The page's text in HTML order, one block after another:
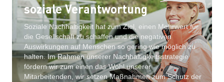
soziale Verantwortung
Soziale Nachhaltigkeit hat zum Ziel, einen Mehrwert für
die Gesellschaft zu schaffen und die negativen
Auswirkungen auf Menschen so gering wie möglich zu
halten. Im Rahmen unserer Nachhaltigkeitsstrategie
fördern wir zum einen das Wohl unserer
Mitarbeitenden, wir setzen Maßnahmen zum Schutz der